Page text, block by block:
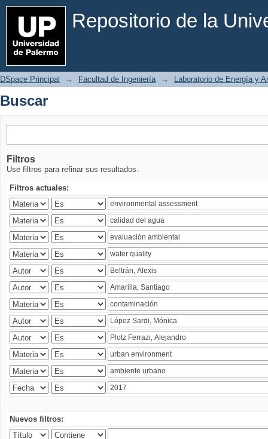
Repositorio de la
Buscar
DSpace Principal → Facultad de Ingeniería → Laboratorio de Energía y
Buscar
Filtros
Use filtros para refinar sus resultados.
Filtros actuales:
Nuevos filtros: